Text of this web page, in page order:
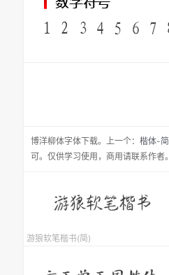
博洋柳体字体下载。 上一个： 楷体-简
可。仅供学习使用，商用请联系作者。
游狼软笔楷书(简)